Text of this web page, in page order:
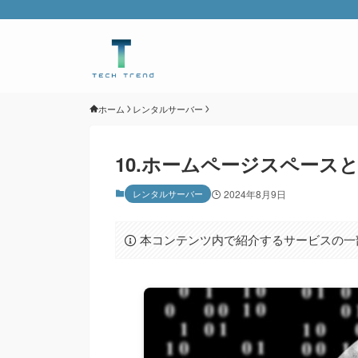
ホーム レンタルサーバー
10.ホームページスペース
レンタルサーバー 2024年8月9日
本コンテンツ内で紹介するサービスの